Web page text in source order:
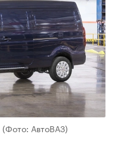
(Фото: АвтоВАЗ)